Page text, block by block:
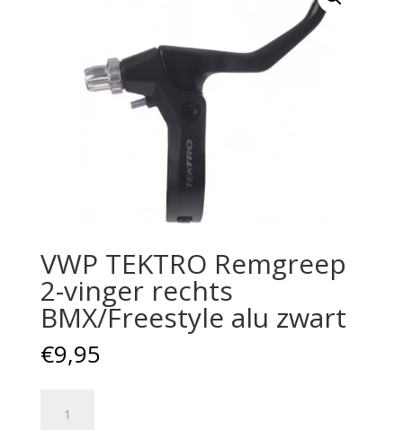
VWP TEKTRO Remgreep
2-vinger rechts
BMX/Freestyle alu zwart
€9,95
TEKTRO